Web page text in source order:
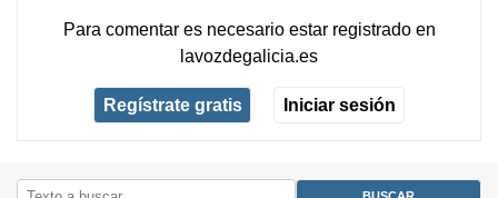
Para comentar es necesario estar registradoen
lavozdegalicia.es
Regístrate gratis Iniciar sesión